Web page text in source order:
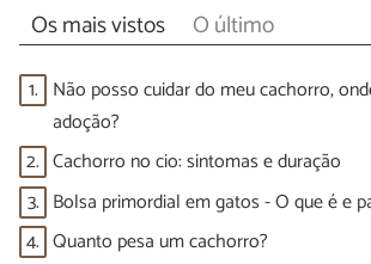
Os mais vistos O último
1. Não posso cuidar do meu cachorro,
adoção?
2. Cachorro no cio: sintomas e duração
3. Bolsa primordial em gatos - O que é e
4. Quanto pesa um cachorro?